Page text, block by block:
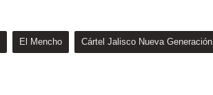
El Mencho Cártel Jalisco Nueva Generación